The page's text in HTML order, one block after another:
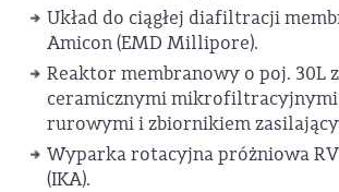
Układ do ciągłej diafiltracji
Amicon (EMD Millipore).
Reaktor membranowy o poj. 30L z
ceramicznymi mikrofiltracyjnymi
rurowymi i zbiornikiem
Wyparka rotacyjna próżniowa RV
(IKA).